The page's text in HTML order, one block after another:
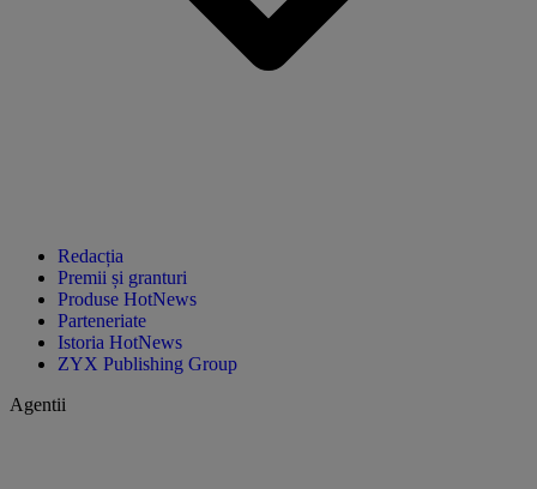
Redacția
Premii și granturi
Produse HotNews
Parteneriate
Istoria HotNews
ZYX Publishing Group
Agentii